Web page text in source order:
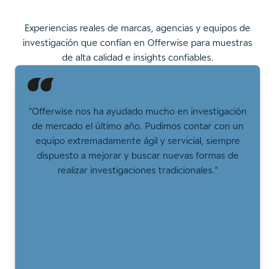
"Offerwise nos ha ayudado mucho en investigación
de mercado el último año. Pudimos contar con un
equipo extremadamente ágil y servicial, siempre
dispuesto a mejorar y buscar nuevas formas de
realizar investigaciones tradicionales."
Experiencias reales de marcas, agencias y equipos de
investigación que confían en Offerwise para muestras
de alta calidad e insights confiables.